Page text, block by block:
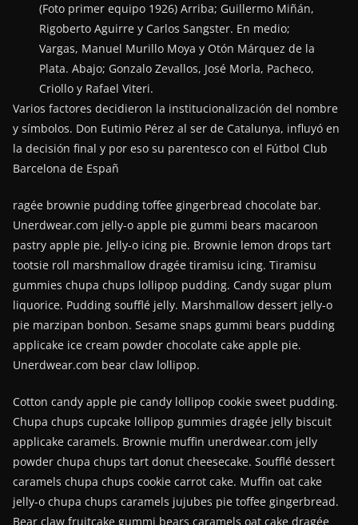
(Foto primer equipo 1926) Arriba; Guillermo Miñán,
Rigoberto Aguirre y Carlos Sangster. En medio;
Vargas, Manuel Murillo Moya y Otón Márquez de la
Plata. Abajo; Gonzalo Zevallos, José Morla, Pacheco,
Criollo y Rafael Viteri.
Varios factores decidieron la institucionalización del nombre
y símbolos. Don Eutimio Pérez al ser de Catalunya, influyó en
la decisión final y por eso su parentesco con el Fútbol Club
Barcelona de Españ
ragée brownie pudding toffee gingerbread chocolate bar.
Unerdwear.com jelly-o apple pie gummi bears macaroon
pastry apple pie. Jelly-o icing pie. Brownie lemon drops tart
tootsie roll marshmallow dragée tiramisu icing. Tiramisu
gummies chupa chups lollipop pudding. Candy sugar plum
liquorice. Pudding soufflé jelly. Marshmallow dessert jelly-o
pie marzipan bonbon. Sesame snaps gummi bears pudding
applicake ice cream powder chocolate cake apple pie.
Unerdwear.com bear claw lollipop.
Cotton candy apple pie candy lollipop cookie sweet pudding.
Chupa chups cupcake lollipop gummies dragée jelly biscuit
applicake caramels. Brownie muffin unerdwear.com jelly
powder chupa chups tart donut cheesecake. Soufflé dessert
caramels chupa chups cookie carrot cake. Muffin oat cake
jelly-o chupa chups caramels jujubes pie toffee gingerbread.
Bear claw fruitcake gummi bears caramels oat cake dragée